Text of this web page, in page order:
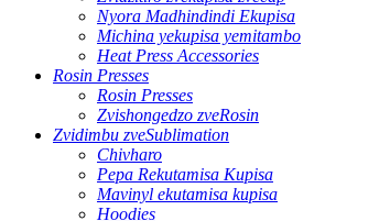
Nyora Madhindindi Ekupisa
Michina yekupisa yemitambo
Heat Press Accessories
Rosin Presses
Rosin Presses
Zvishongedzo zveRosin
Zvidimbu zveSublimation
Chivharo
Pepa Rekutamisa Kupisa
Mavinyl ekutamisa kupisa
Hoodies